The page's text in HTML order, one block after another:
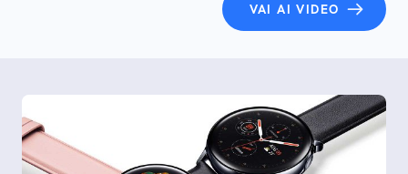
VAI AI VIDEO